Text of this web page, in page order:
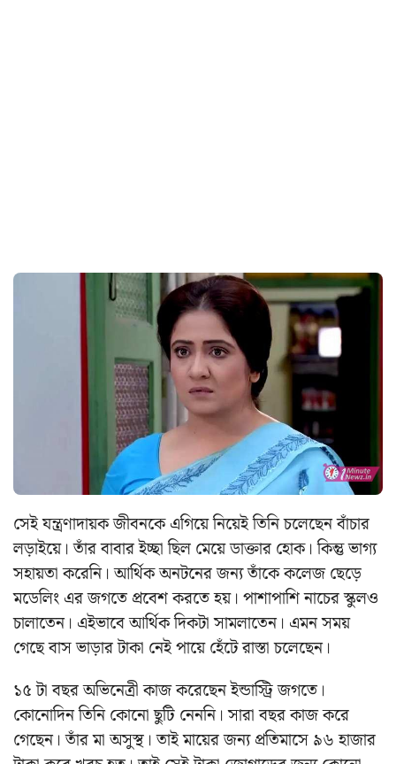
সেই যন্ত্রণাদায়ক জীবনকে এগিয়ে নিয়েই তিনি চলেছেন বাঁচার
লড়াইয়ে। তাঁর বাবার ইচ্ছা ছিল মেয়ে ডাক্তার হোক। কিন্তু ভাগ্য
সহায়তা করেনি। আর্থিক অনটনের জন্য তাঁকে কলেজ ছেড়ে
মডেলিং এর জগতে প্রবেশ করতে হয়। পাশাপাশি নাচের স্কুলও
চালাতেন। এইভাবে আর্থিক দিকটা সামলাতেন। এমন সময়
গেছে বাস ভাড়ার টাকা নেই পায়ে হেঁটে রাস্তা চলেছেন।
১৫ টা বছর অভিনেত্রী কাজ করেছেন ইন্ডাস্ট্রি জগতে।
কোনোদিন তিনি কোনো ছুটি নেননি। সারা বছর কাজ করে
গেছেন। তাঁর মা অসুস্থ। তাই মায়ের জন্য প্রতিমাসে ৯৬ হাজার